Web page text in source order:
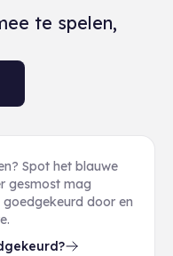
te spelen,
Spot het blauwe
gesmost mag
door en